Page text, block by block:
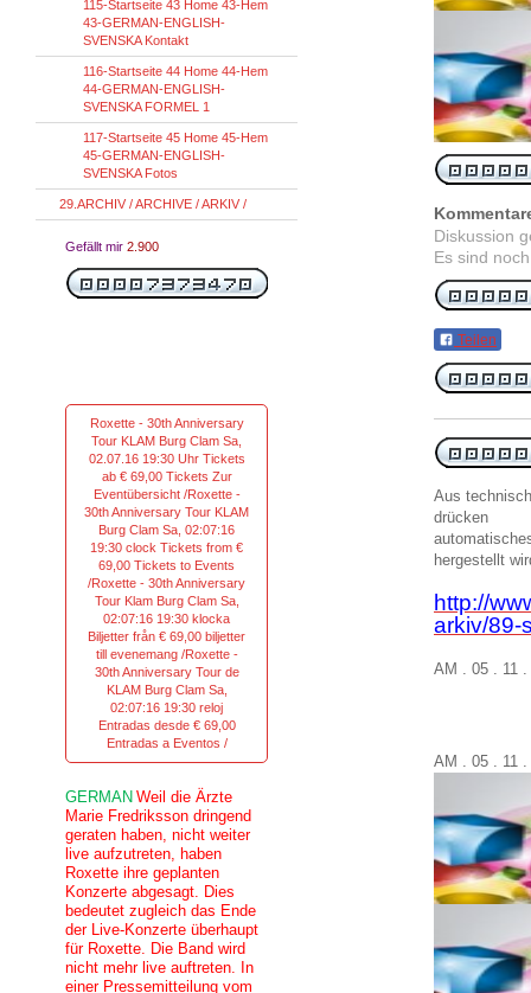
Diskussion
Es sind
Teilen
Aus
drücken
hergestellt
http://
arkiv/89-
AM . 05 . 11 .
AM . 05 . 11 .
115-Startseite 43 Home 43-Hem
43-GERMAN-ENGLISH-
SVENSKA Kontakt
116-Startseite 44 Home 44-Hem
44-GERMAN-ENGLISH-
SVENSKA FORMEL 1
117-Startseite 45 Home 45-Hem
45-GERMAN-ENGLISH-
SVENSKA Fotos
29.ARCHIV / ARCHIVE / ARKIV /
Gefällt mir 2.900
Roxette - 30th Anniversary
Tour KLAM Burg Clam Sa,
02.07.16 19:30 Uhr Tickets
ab € 69,00 Tickets Zur
Eventübersicht /Roxette -
30th Anniversary Tour KLAM
Burg Clam Sa, 02:07:16
19:30 clock Tickets from €
69,00 Tickets to Events
/Roxette - 30th Anniversary
Tour Klam Burg Clam Sa,
02:07:16 19:30 klocka
Biljetter från € 69,00 biljetter
till evenemang /Roxette -
30th Anniversary Tour de
KLAM Burg Clam Sa,
02:07:16 19:30 reloj
Entradas desde € 69,00
Entradas a Eventos /
GERMAN Weil die Ärzte
Marie Fredriksson dringend
geraten haben, nicht weiter
live aufzutreten, haben
Roxette ihre geplanten
Konzerte abgesagt. Dies
bedeutet zugleich das Ende
der Live-Konzerte überhaupt
für Roxette. Die Band wird
nicht mehr live auftreten. In
einer Pressemitteilung vom